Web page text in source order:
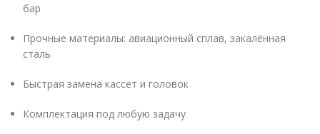
бар
Прочные материалы: авиационный сплав, закалённая
сталь
Быстрая замена кассет и головок
Комплектация под любую задачу